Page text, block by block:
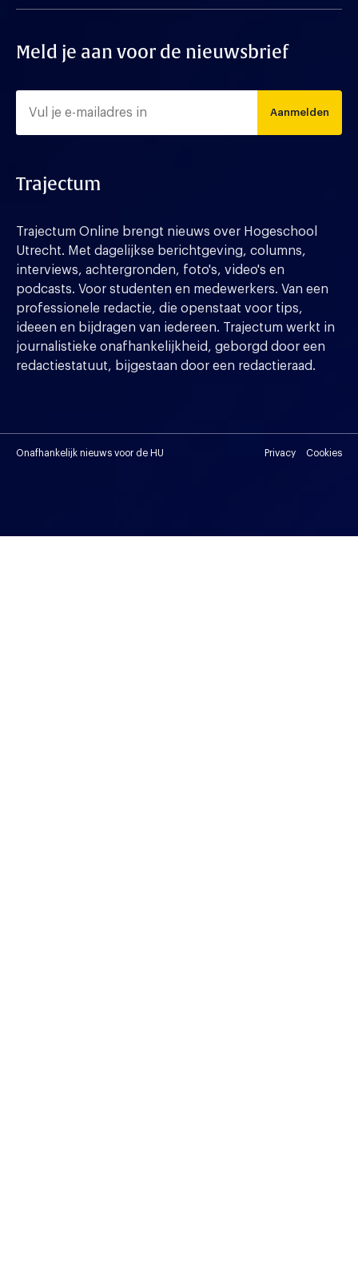
Meld je aan voor de nieuwsbrief
Aanmelden
Trajectum
Trajectum Online brengt nieuws over Hogeschool
Utrecht. Met dagelijkse berichtgeving, columns,
interviews, achtergronden, foto's, video's en
podcasts. Voor studenten en medewerkers. Van een
professionele redactie, die openstaat voor tips,
ideeen en bijdragen van iedereen. Trajectum werkt in
journalistieke onafhankelijkheid, geborgd door een
redactiestatuut, bijgestaan door een redactieraad.
Onafhankelijk nieuws voor de HU Privacy Cookies